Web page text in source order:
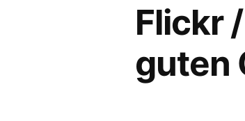
Flickr
guten